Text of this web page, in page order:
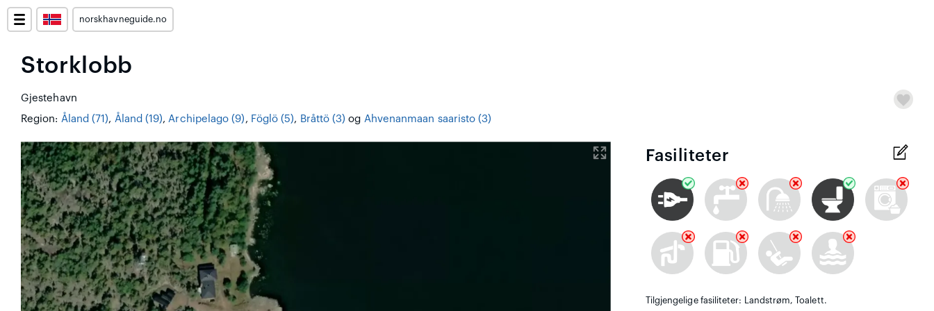
norskhavneguide.no
Storklobb
Gjestehavn
Region: Åland (71), Åland (19),Archipelago (9) , Föglö (5), Bråttö (3) og Ahvenanmaan saaristo (3)
Fasiliteter
Tilgjengelige fasiliteter: Landstrøm, Toalett.